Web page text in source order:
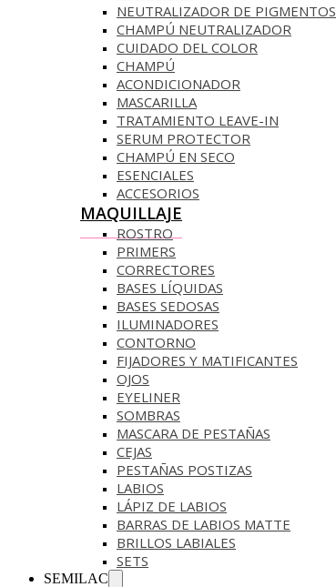
NEUTRALIZADOR DE PIGMENTOS
CHAMPÚ NEUTRALIZADOR
CUIDADO DEL COLOR
CHAMPÚ
ACONDICIONADOR
MASCARILLA
TRATAMIENTO LEAVE-IN
SERUM PROTECTOR
CHAMPÚ EN SECO
ESENCIALES
ACCESORIOS
MAQUILLAJE
ROSTRO
PRIMERS
CORRECTORES
BASES LÍQUIDAS
BASES SEDOSAS
ILUMINADORES
CONTORNO
FIJADORES Y MATIFICANTES
OJOS
EYELINER
SOMBRAS
MASCARA DE PESTAÑAS
CEJAS
PESTAÑAS POSTIZAS
LABIOS
LÁPIZ DE LABIOS
BARRAS DE LABIOS MATTE
BRILLOS LABIALES
SETS
SEMILAC